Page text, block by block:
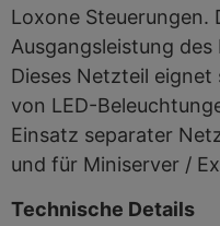
Loxone Steuerungen.
Ausgangsleistung
Dieses Netzteil eignet
von LED-
Einsatz separater
und für Miniserver /
Technische Details